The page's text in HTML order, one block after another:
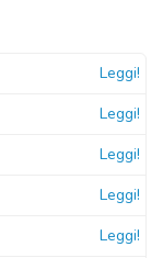
Leggi!
Leggi!
Leggi!
Leggi!
Leggi!